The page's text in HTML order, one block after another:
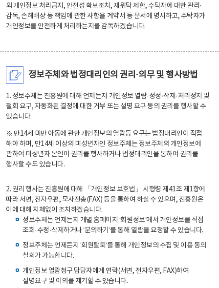
외 개인정보 처리금지, 안전성 확보조치, 재위탁 제한, 수탁자에 대한 관리·
감독, 손해배상 등 책임에 관한 사항을 계약서 등 문서에 명시하고, 수탁자가
개인정보를 안전하게 처리하는지를 감독하겠습니다.
정보주체와 법정대리인의 권리·의무 및 행사방법
1. 정보주체는 진흥원에 대해 언제든지 개인정보 열람·정정·삭제·처리정지 및
철회 요구, 자동화된 결정에 대한 거부 또는 설명 요구 등의 권리를 행사할 수
있습니다.
※ 만14세 미만 아동에 관한 개인정보의 열람등 요구는 법정대리인이 직접
해야 하며, 만14세 이상의 미성년자인 정보주체는 정보주체의 개인정보에
관하여 미성년자 본인이 권리를 행사하거나 법정대리인을 통하여 권리를
행사할 수도 있습니다.
2. 권리 행사는 진흥원에 대해 「개인정보 보호법」 시행령 제41조 제1항에
따라 서면, 전자우편, 모사전송(FAX) 등을 통하여 하실 수 있으며, 진흥원은
이에 대해 지체없이 조치하겠습니다.
정보주체는 언제든지 개별 홈페이지 ‘회원정보’에서 개인정보를 직접
조회·수정·삭제하거나 ‘문의하기’를 통해 열람을 요청할 수 있습니다.
정보주체는 언제든지 ‘회원탈퇴’를 통해 개인정보의 수집 및 이용 동의
철회가 가능합니다.
개인정보 열람청구 담당자에게 연락(서면, 전자우편, FAX)하여
설명요구 및 이의를 제기할 수 있습니다.